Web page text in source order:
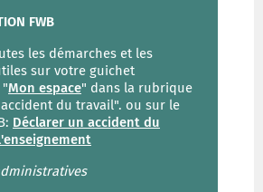
FWB
les démarches et les
sur votre guichet
Mon espace" dans la rubrique
du travail". ou sur le
Déclarer un accident du